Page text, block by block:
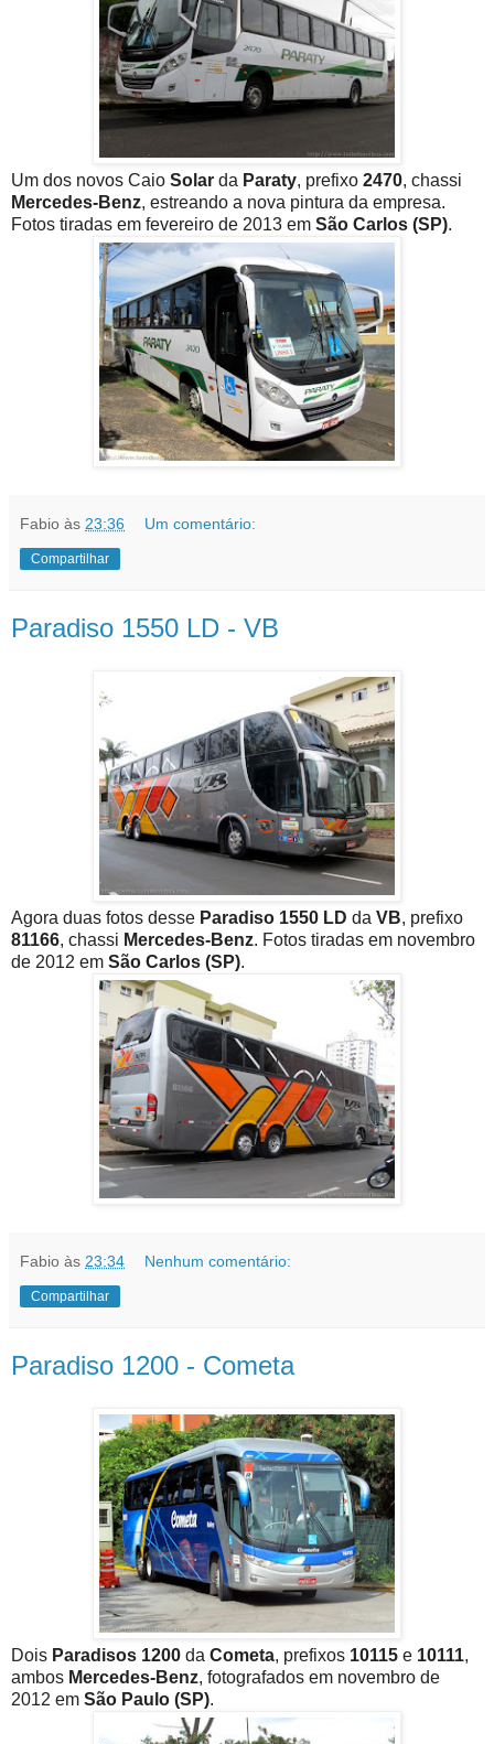
Um dos novos Caio Solar da Paraty, prefixo 2470, chassi
Mercedes-Benz, estreando a nova pintura da empresa.
Fotos tiradas em fevereiro de 2013 em São Carlos (SP).
Fabio às 23:36 Um comentário:
Compartilhar
Paradiso 1550 LD - VB
Agora duas fotos desse Paradiso 1550 LD da VB, prefixo
81166, chassi Mercedes-Benz. Fotos tiradas em novembro
de 2012 em São Carlos (SP).
Fabio às 23:34 Nenhum comentário:
Compartilhar
Paradiso 1200 - Cometa
Dois Paradisos 1200 da Cometa, prefixos 10115 e 10111,
ambos Mercedes-Benz, fotografados em novembro de
2012 em São Paulo (SP).